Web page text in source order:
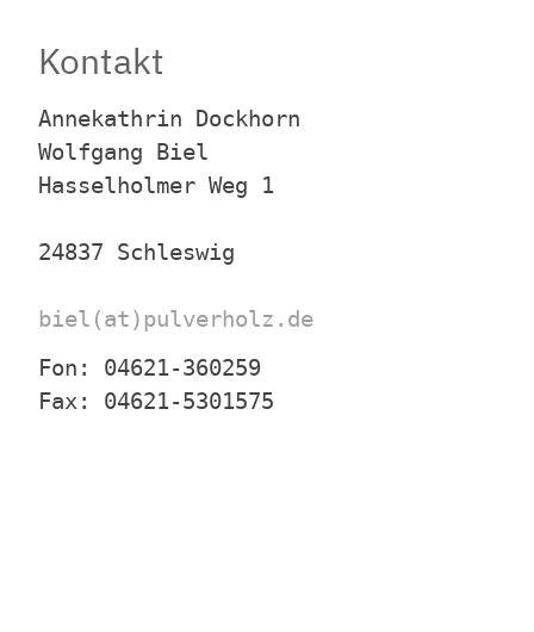
Kontakt
Annekathrin Dockhorn
Wolfgang Biel
Hasselholmer Weg 1
24837 Schleswig
biel(at)pulverholz.de
Fon: 04621-360259
Fax: 04621-5301575